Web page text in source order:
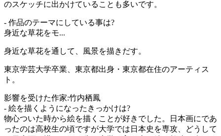
のスケッチに出かけていることも多いです。
- 作品のテーマにしている事は?
身近な草花をモ...
身近な草花を通して、風景を描きだす。
東京学芸大学卒業、東京都出身・東京都在住のアーティス
ト。
影響を受けた作家:竹内栖鳳
- 絵を描くようになったきっかけは?
物心ついた時から絵を描くことが好きでした。日本画にであ
ったのは高校生の頃ですが大学では日本史を専攻、どうして